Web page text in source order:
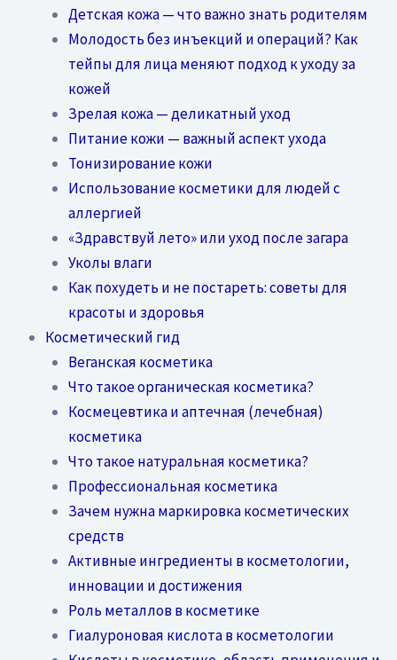
Детская кожа — что важно знать родителям
Молодость без инъекций и операций? Как
тейпы для лица меняют подход к уходу за
кожей
Зрелая кожа — деликатный уход
Питание кожи — важный аспект ухода
Тонизирование кожи
Использование косметики для людей с
аллергией
«Здравствуй лето» или уход после загара
Уколы влаги
Как похудеть и не постареть: советы для
красоты и здоровья
Косметический гид
Веганская косметика
Что такое органическая косметика?
Космецевтика и аптечная (лечебная)
косметика
Что такое натуральная косметика?
Профессиональная косметика
Зачем нужна маркировка косметических
средств
Активные ингредиенты в косметологии,
инновации и достижения
Роль металлов в косметике
Гиалуроновая кислота в косметологии